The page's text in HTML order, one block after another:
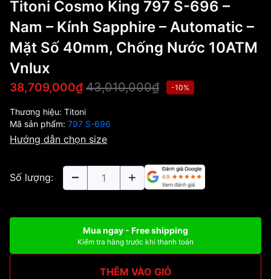
Titoni Cosmo King 797 S-696 –
Nam – Kính Sapphire – Automatic –
Mặt Số 40mm, Chống Nước 10ATM
Vnlux
38,709,000₫ 43,010,000₫ -10%
Thương hiệu: Titoni
Mã sản phẩm: 797 S-696
Hướng dẫn chọn size
Số lượng:
Mua ngay - Free shipping
Kiểm tra hàng trước khi thanh toán
THÊM VÀO GIỎ